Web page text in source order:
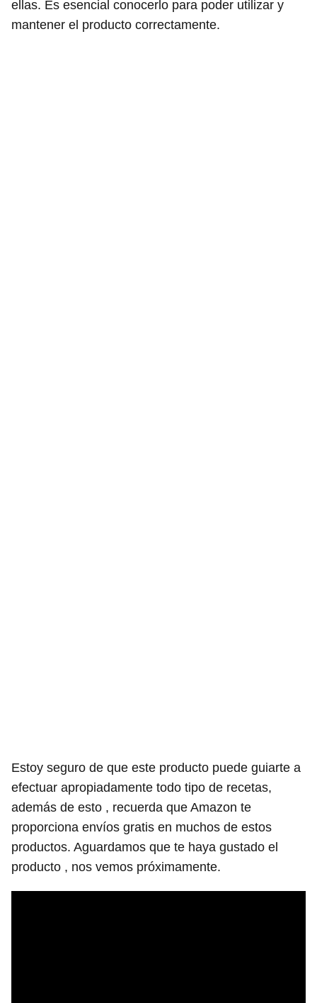
ellas. Es esencial conocerlo para poder utilizar y
mantener el producto correctamente.
Estoy seguro de que este producto puede guiarte a
efectuar apropiadamente todo tipo de recetas,
además de esto , recuerda que Amazon te
proporciona envíos gratis en muchos de estos
productos. Aguardamos que te haya gustado el
producto , nos vemos próximamente.